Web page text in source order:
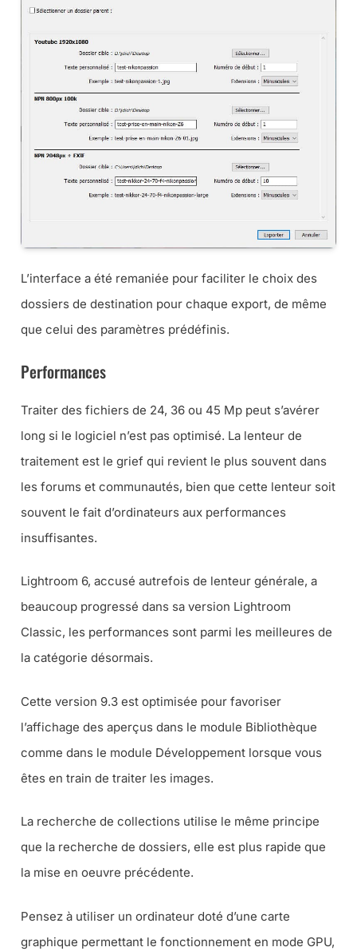
L’interface a été remaniée pour faciliter le choix des
dossiers de destination pour chaque export, de même
que celui des paramètres prédéfinis.
Performances
Traiter des fichiers de 24, 36 ou 45 Mp peut s’avérer
long si le logiciel n’est pas optimisé. La lenteur de
traitement est le grief qui revient le plus souvent dans
les forums et communautés, bien que cette lenteur soit
souvent le fait d’ordinateurs aux performances
insuffisantes.
Lightroom 6, accusé autrefois de lenteur générale, a
beaucoup progressé dans sa version Lightroom
Classic, les performances sont parmi les meilleures de
la catégorie désormais.
Cette version 9.3 est optimisée pour favoriser
l’affichage des aperçus dans le module Bibliothèque
comme dans le module Développement lorsque vous
êtes en train de traiter les images.
La recherche de collections utilise le même principe
que la recherche de dossiers, elle est plus rapide que
la mise en oeuvre précédente.
Pensez à utiliser un ordinateur doté d’une carte
graphique permettant le fonctionnement en mode GPU,